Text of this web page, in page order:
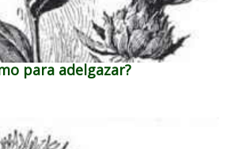
para adelgazar?